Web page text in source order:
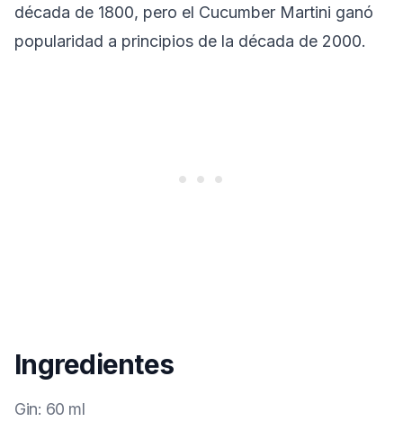
década de 1800, pero el Cucumber Martini ganó
popularidad a principios de la década de 2000.
Ingredientes
Gin: 60 ml